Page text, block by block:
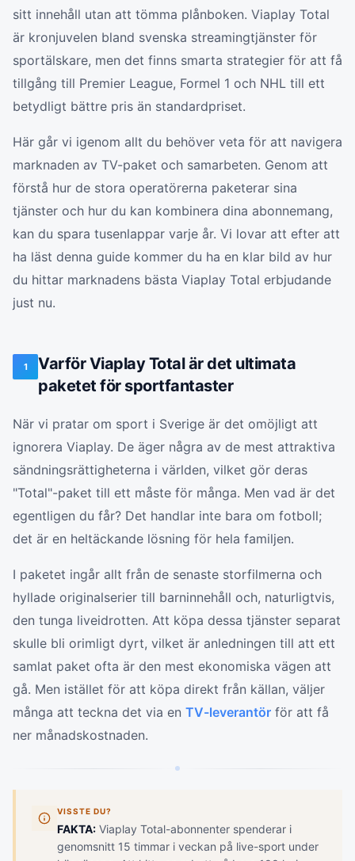
sitt innehåll utan att tömma plånboken. Viaplay Total
är kronjuvelen bland svenska streamingtjänster för
sportälskare, men det finns smarta strategier för att få
tillgång till Premier League, Formel 1 och NHL till ett
betydligt bättre pris än standardpriset.
Här går vi igenom allt du behöver veta för att navigera
marknaden av TV-paket och samarbeten. Genom att
förstå hur de stora operatörerna paketerar sina
tjänster och hur du kan kombinera dina abonnemang,
kan du spara tusenlappar varje år. Vi lovar att efter att
ha läst denna guide kommer du ha en klar bild av hur
du hittar marknadens bästa Viaplay Total erbjudande
just nu.
1
Varför Viaplay Total är det ultimata
paketet för sportfantaster
När vi pratar om sport i Sverige är det omöjligt att
ignorera Viaplay. De äger några av de mest attraktiva
sändningsrättigheterna i världen, vilket gör deras
"Total"-paket till ett måste för många. Men vad är det
egentligen du får? Det handlar inte bara om fotboll;
det är en heltäckande lösning för hela familjen.
I paketet ingår allt från de senaste storfilmerna och
hyllade originalserier till barninnehåll och, naturligtvis,
den tunga liveidrotten. Att köpa dessa tjänster separat
skulle bli orimligt dyrt, vilket är anledningen till att ett
samlat paket ofta är den mest ekonomiska vägen att
gå. Men istället för att köpa direkt från källan, väljer
många att teckna det via en TV-leverantör för att få
ner månadskostnaden.
VISSTE DU?
FAKTA: Viaplay Total-abonnenter spenderar i
genomsnitt 15 timmar i veckan på live-sport under